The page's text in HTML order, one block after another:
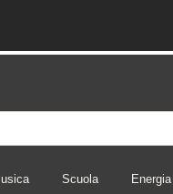
Scuola Energia